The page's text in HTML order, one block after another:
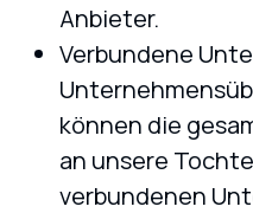
Anbieter.
Verbundene
können die
an unsere
verbundenen